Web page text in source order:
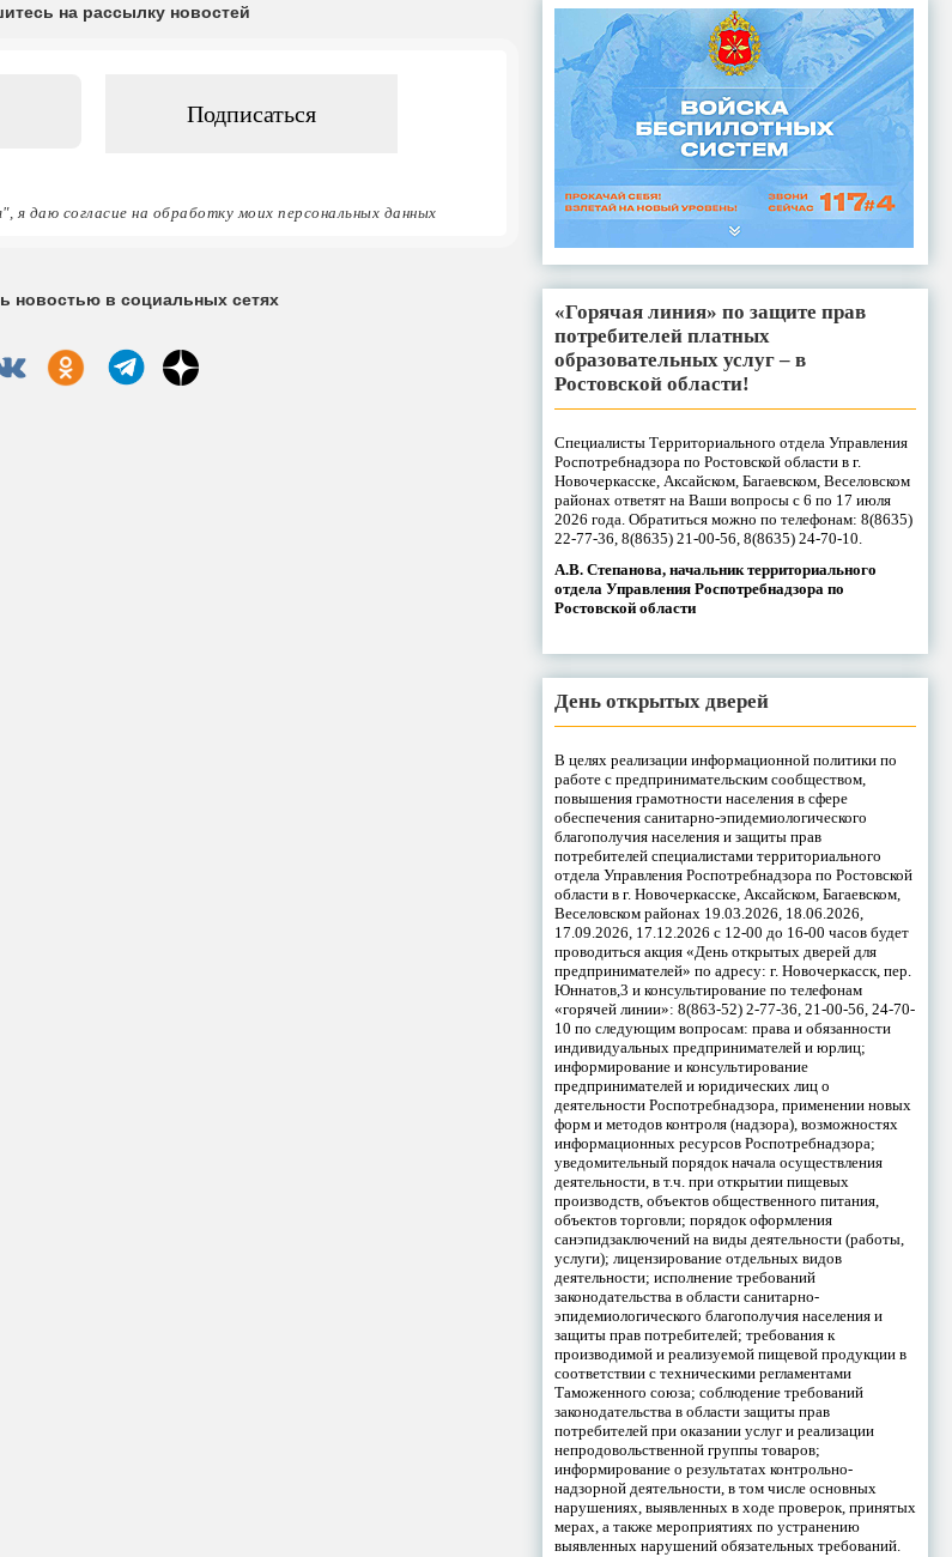
на рассылку новостей
я даю согласие на обработку моих персональных данных
новостью в социальных сетях
«Горячая линия» по защите прав
потребителей платных
образовательных услуг – в
Ростовской области!
Специалисты Территориального отдела Управления
Роспотребнадзора по Ростовской области в г.
Новочеркасске, Аксайском, Багаевском, Веселовском
районах ответят на Ваши вопросы с 6 по 17 июля
2026 года. Обратиться можно по телефонам: 8(8635)
22-77-36, 8(8635) 21-00-56, 8(8635) 24-70-10.
А.В. Степанова, начальник территориального
отдела Управления Роспотребнадзора по
Ростовской области
День открытых дверей
В целях реализации информационной политики по
работе с предпринимательским сообществом,
повышения грамотности населения в сфере
обеспечения санитарно-эпидемиологического
благополучия населения и защиты прав
потребителей специалистами территориального
отдела Управления Роспотребнадзора по Ростовской
области в г. Новочеркасске, Аксайском, Багаевском,
Веселовском районах 19.03.2026, 18.06.2026,
17.09.2026, 17.12.2026 с 12-00 до 16-00 часов будет
проводиться акция «День открытых дверей для
предпринимателей» по адресу: г. Новочеркасск, пер.
Юннатов,3 и консультирование по телефонам
«горячей линии»: 8(863-52) 2-77-36, 21-00-56, 24-70-
10 по следующим вопросам: права и обязанности
индивидуальных предпринимателей и юрлиц;
информирование и консультирование
предпринимателей и юридических лиц о
деятельности Роспотребнадзора, применении новых
форм и методов контроля (надзора), возможностях
информационных ресурсов Роспотребнадзора;
уведомительный порядок начала осуществления
деятельности, в т.ч. при открытии пищевых
производств, объектов общественного питания,
объектов торговли; порядок оформления
санэпидзаключений на виды деятельности (работы,
услуги); лицензирование отдельных видов
деятельности; исполнение требований
законодательства в области санитарно-
эпидемиологического благополучия населения и
защиты прав потребителей; требования к
производимой и реализуемой пищевой продукции в
соответствии с техническими регламентами
Таможенного союза; соблюдение требований
законодательства в области защиты прав
потребителей при оказании услуг и реализации
непродовольственной группы товаров;
информирование о результатах контрольно-
надзорной деятельности, в том числе основных
нарушениях, выявленных в ходе проверок, принятых
мерах, а также мероприятиях по устранению
выявленных нарушений обязательных требований.